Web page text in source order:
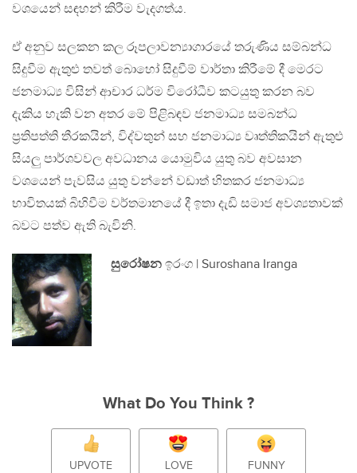
වශයෙන් සඳහන් කිරීම වැදගත්ය.
ඒ අනුව සලකන කල රූපලාවන්‍යාගාරයේ තරුණිය සම්බන්ධ
සිදුවීම ඇතුළු තවත් බොහෝ සිදුවීම් වාර්තා කිරීමේ දී මෙරට
ජනමාධ්‍ය විසින් ආචාර ධර්ම විරෝධීව කටයුතු කරන බව
දැකිය හැකි වන අතර මේ පිළිබඳව ජනමාධ්‍ය සමබන්ධ
ප්‍රතිපත්ති තීරකයින්, විද්වතුන් සහ ජනමාධ්‍ය වෘත්තිකයින් ඇතුළු
සියලු පාර්ශවවල අවධානය යොමුවිය යුතු බව අවසාන
වශයෙන් පැවසිය යුතු වන්නේ වඩාත් හිතකර ජනමාධ්‍ය
භාවිතයක් බිහිවීම වර්තමානයේ දී ඉතා දැඩි සමාජ අවශ්‍යතාවක්
බවට පත්ව ඇති බැවිනි.
සුරෝෂන ඉරංග | Suroshana Iranga
What Do You Think ?
UPVOTE LOVE FUNNY